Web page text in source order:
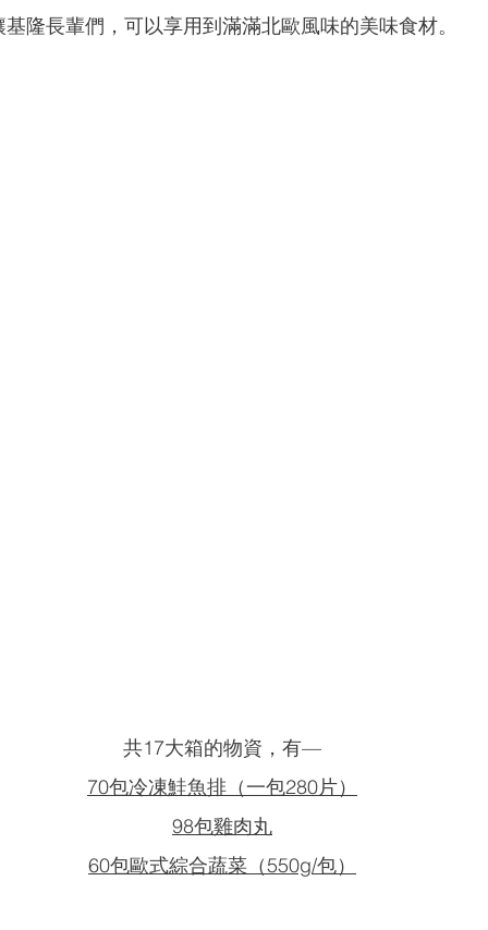
基隆長輩們，可以享用到滿滿北歐風味的美味食材。
共17大箱的物資，有—
70包冷凍鮭魚排（一包280片）
98包雞肉丸
60包歐式綜合蔬菜（550g/包）